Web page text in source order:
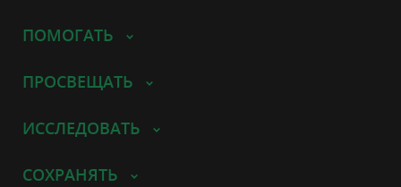
ПОМОГАТЬ
ПРОСВЕЩАТЬ
ИССЛЕДОВАТЬ
СОХРАНЯТЬ